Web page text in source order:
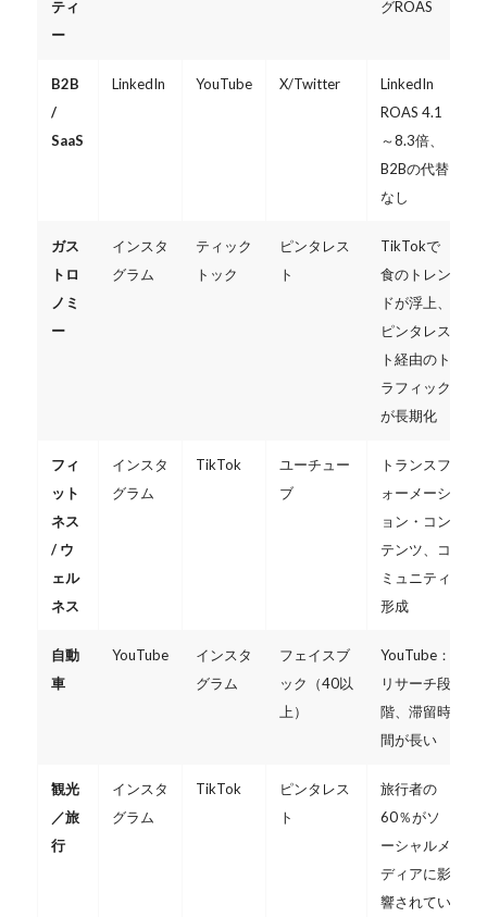
ティ
ー
グROAS
B2B
/
SaaS
LinkedIn YouTube X/Twitter
LinkedIn
ROAS 4.1
～8.3倍、
B2Bの代替
なし
ガス
トロ
ノミ
ー
インスタ
グラム
ティック
トック
ピンタレス
ト
TikTokで
食のトレン
ドが浮上、
ピンタレス
ト経由のト
ラフィック
が長期化
フィ
ット
ネス
/ ウ
ェル
ネス
インスタ
グラム
TikTok
ユーチュー
ブ
トランスフ
ォーメーシ
ョン・コン
テンツ、コ
ミュニティ
形成
自動
車
YouTube
インスタ
グラム
フェイスブ
ック（40以
上）
YouTube：
リサーチ段
階、滞留時
間が長い
観光
／旅
行
インスタ
グラム
TikTok
ピンタレス
ト
旅行者の
60％がソ
ーシャルメ
ディアに影
響されてい